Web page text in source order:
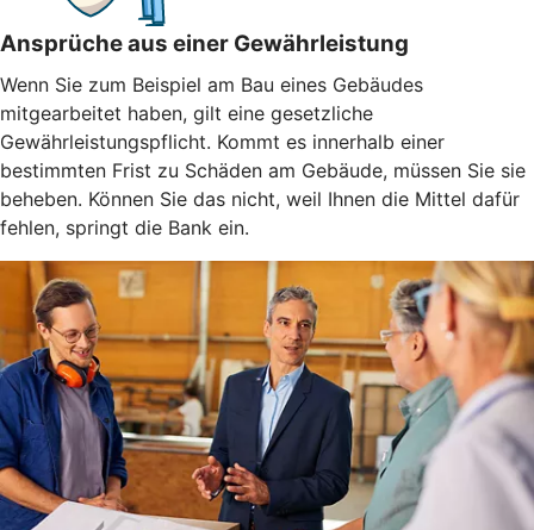
Ansprüche aus einer Gewährleistung
Wenn Sie zum Beispiel am Bau eines Gebäudes
mitgearbeitet haben, gilt eine gesetzliche
Gewährleistungspflicht. Kommt es innerhalb einer
bestimmten Frist zu Schäden am Gebäude, müssen Sie sie
beheben. Können Sie das nicht, weil Ihnen die Mittel dafür
fehlen, springt die Bank ein.